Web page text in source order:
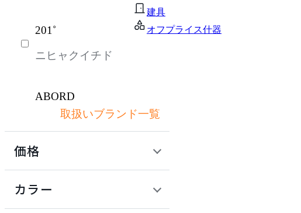
建具
オフプライス什器
インテリア雑貨
ライト・照明
キッチン家電
201˚
ニヒャクイチド
ABORD
アボール
アクメファニチャー
取扱いブランド一覧
価格
カラー